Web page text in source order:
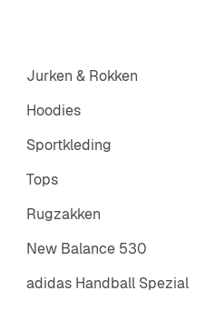
Jurken & Rokken
Hoodies
Sportkleding
Tops
Rugzakken
New Balance 530
adidas Handball Spezial